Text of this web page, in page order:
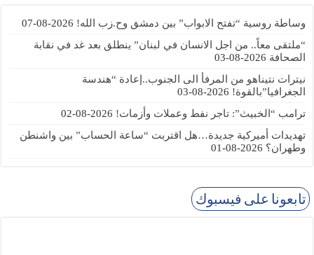
وساطة روسية “تفتح الابواب” بين دمشق وح.زب الله! 2026-08-07
“ملتقى معاً.. من اجل الانسان في لبنان” ينطلق بعد غد في نقابة
الصحافة 2026-08-03
نيترات نتيناهو من المرفأ الى الجنوب..إعادة “هندسة
الجغرافيا”بالقوة! 2026-08-03
ترامب “الخبيث”: تاجر نفط وعملات وأزمات! 2026-08-02
تهديدات أميركية جديدة…هل اقتربت “ساعة الحساب” بين واشنطن
وطهران؟ 2026-08-01
تابعونا على فيسبوك